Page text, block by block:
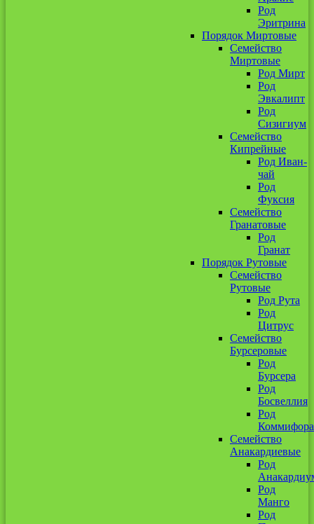
Род
Эритрина
Порядок Миртовые
Семейство
Миртовые
Род Мирт
Род
Эвкалипт
Род
Сизигиум
Семейство
Кипрейные
Род Иван-
чай
Род
Фуксия
Семейство
Гранатовые
Род
Гранат
Порядок Рутовые
Семейство
Рутовые
Род Рута
Род
Цитрус
Семейство
Бурсеровые
Род
Бурсера
Род
Босвеллия
Род
Коммифора
Семейство
Анакардиевые
Род
Род
Манго
Род